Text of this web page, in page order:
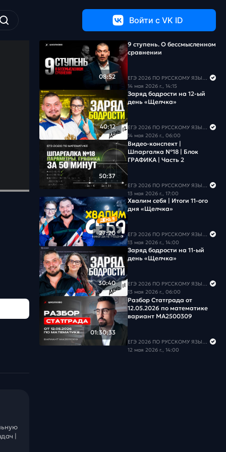
Войти c VK ID
|
08:52
9 ступень. О бессмысленном
сравнении
ЕГЭ 2026 ПО РУССКОМУ ЯЗЫКУ И МАТЕМАТИКЕ
14 мая 2026 г., 14:15
40:12
Заряд бодрости на 12-ый
день «Щелчка»
ЕГЭ 2026 ПО РУССКОМУ ЯЗЫКУ И МАТЕМАТИКЕ
14 мая 2026 г., 06:00
50:37
Видео-конспект |
Шпаргалка №18 | Блок
ГРАФИКА | Часть 2
ЕГЭ 2026 ПО РУССКОМУ ЯЗЫКУ И МАТЕМАТИКЕ
13 мая 2026 г., 17:00
27:20
Хвалим себя | Итоги 11-ого
дня «Щелчка»
ЕГЭ 2026 ПО РУССКОМУ ЯЗЫКУ И МАТЕМАТИКЕ
13 мая 2026 г., 14:00
30:40
Заряд бодрости на 11-ый
день «Щелчка»
ЕГЭ 2026 ПО РУССКОМУ ЯЗЫКУ И МАТЕМАТИКЕ
13 мая 2026 г., 06:00
01:30:33
Разбор Статграда от
12.05.2026 по математике
вариант МА2500309
ЕГЭ 2026 ПО РУССКОМУ ЯЗЫКУ И МАТЕМАТИКЕ
12 мая 2026 г., 14:00